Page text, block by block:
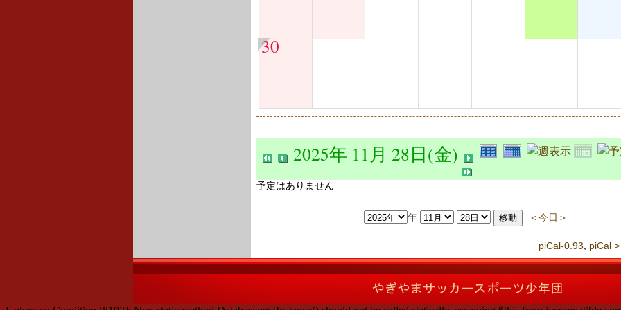
30
2025年 11月 28日(金)
予定はありません
年 ＜今日＞
piCal-0.93 piCal